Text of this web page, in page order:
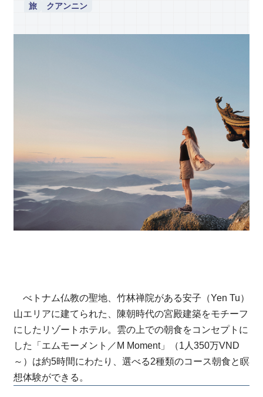
旅 クアンニン
べトナム仏教の聖地、竹林禅院がある安子（Yen Tu）
山エリアに建てられた、陳朝時代の宮殿建築をモチーフ
にしたリゾートホテル。雲の上での朝食をコンセプトに
した「エムモーメント／M Moment」（1人350万VND
～）は約5時間にわたり、選べる2種類のコース朝食と瞑
想体験ができる。